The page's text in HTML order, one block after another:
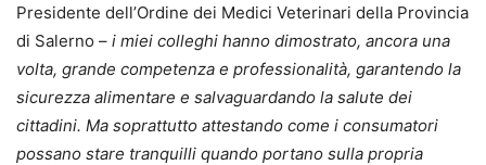
Presidente dell’Ordine dei Medici Veterinari della Provincia
di Salerno – i miei colleghi hanno dimostrato, ancora una
volta, grande competenza e professionalità, garantendo la
sicurezza alimentare e salvaguardando la salute dei
cittadini. Ma soprattutto attestando come i consumatori
possano stare tranquilli quando portano sulla propria